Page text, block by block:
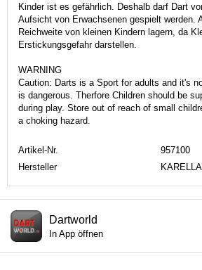
Kinder ist es gefährlich. Deshalb darf Dart
Aufsicht von Erwachsenen gespielt werden.
Reichweite von kleinen Kindern lagern, da
Erstickungsgefahr darstellen.
WARNING
Caution: Darts is a Sport for adults and it's
is dangerous. Therfore Children should be
during play. Store out of reach of small
a choking hazard.
Artikel-Nr.
957100
Hersteller
KARELLA
Dartworld
In App öffnen